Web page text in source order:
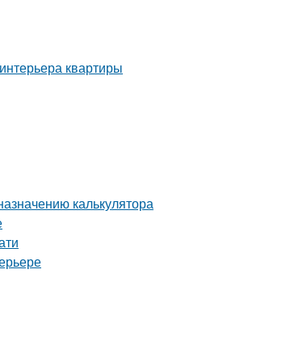
квартиры
калькулятора